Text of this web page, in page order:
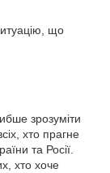
що
зрозуміти
хто прагне
та Росії.
хто хоче